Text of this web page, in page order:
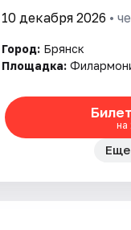
10 декабря 2026 •
Город: Брянск
Площадка:
на